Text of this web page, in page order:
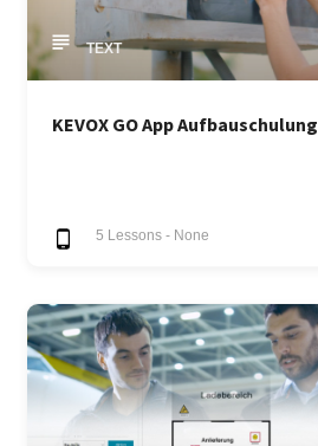
TEXT
KEVOX GO App Aufbauschulung
5 Lessons - None